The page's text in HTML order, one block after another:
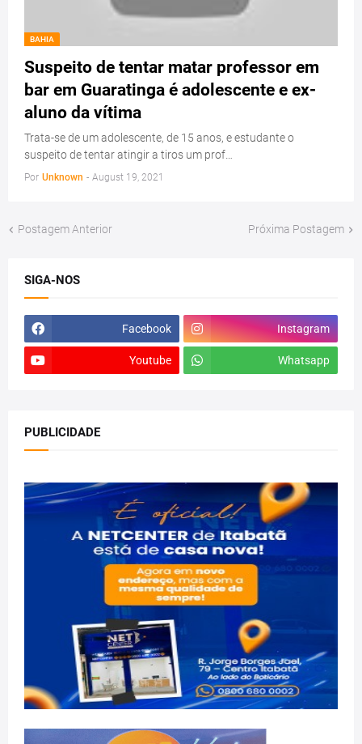
BAHIA
Suspeito de tentar matar professor em
bar em Guaratinga é adolescente e ex-
aluno da vítima
Trata-se de um adolescente, de 15 anos, e estudante o
suspeito de tentar atingir a tiros um prof…
Por Unknown - August 19, 2021
Postagem Anterior Próxima Postagem
SIGA-NOS
Facebook Instagram
Youtube Whatsapp
PUBLICIDADE